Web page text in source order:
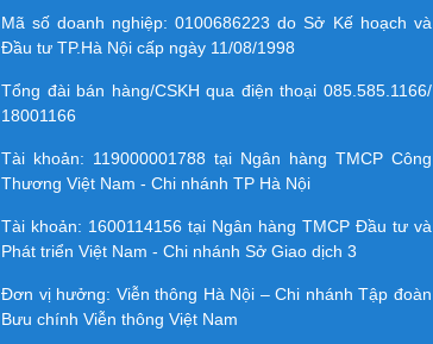
Mã số doanh nghiệp:0100686223 do Sở Kế hoạch và
Đầu tư TP.Hà Nội cấp ngày 11/08/1998
Tổng đài bán hàng/CSKH qua điện thoại 085.585.1166/
18001166
Tài khoản: 119000001788 tại Ngân hàng TMCP Công
Thương Việt Nam - Chi nhánh TP Hà Nội
Tài khoản: 1600114156 tại Ngân hàng TMCP Ðầu tư và
Phát triển Việt Nam - Chi nhánh Sở Giao dịch 3
Đơn vị hưởng: Viễn thông Hà Nội – Chi nhánh Tập đoàn
Bưu chính Viễn thông Việt Nam